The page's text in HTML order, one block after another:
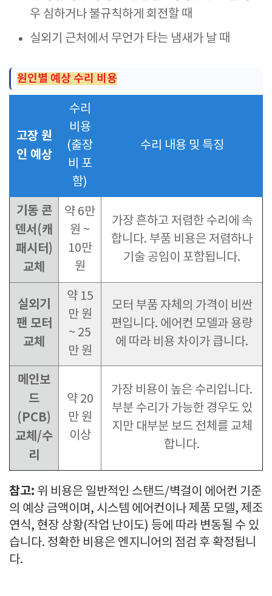
우 심하거나 불규칙하게 회전할 때
실외기 근처에서 무언가 타는 냄새가 날 때
원인별 예상 수리 비용
고장 원
인 예상
수리
비용
(출장
비 포
함)
수리 내용 및 특징
기동 콘
덴서(캐
패시터)
교체
약 6만
원 ~
10만
원
가장 흔하고 저렴한 수리에 속
합니다. 부품 비용은 저렴하나
기술 공임이 포함됩니다.
실외기
팬 모터
교체
약 15
만 원
~ 25
만 원
모터 부품 자체의 가격이 비싼
편입니다. 에어컨 모델과 용량
에 따라 비용 차이가 큽니다.
메인보
드
(PCB)
교체/수
리
약 20
만 원
이상
가장 비용이 높은 수리입니다.
부분 수리가 가능한 경우도 있
지만 대부분 보드 전체를 교체
합니다.
참고: 위 비용은 일반적인 스탠드/벽걸이 에어컨 기준
의 예상 금액이며, 시스템 에어컨이나 제품 모델, 제조
연식, 현장 상황(작업 난이도) 등에 따라 변동될 수 있
습니다. 정확한 비용은 엔지니어의 점검 후 확정됩니
다.